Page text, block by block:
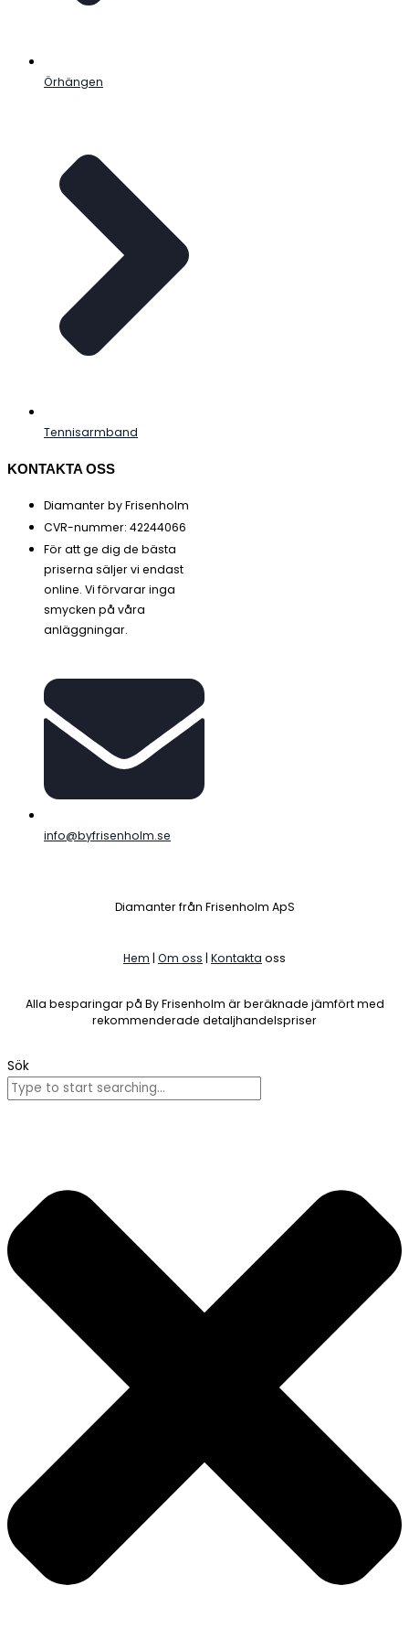
Örhängen
Tennisarmband
KONTAKTA OSS
Diamanter by Frisenholm
CVR-nummer: 42244066
För att ge dig de bästa
priserna säljer vi endast
online. Vi förvarar inga
smycken på våra
anläggningar.
info@byfrisenholm.se
Diamanter från Frisenholm ApS
Hem | Om oss | Kontakta oss
Alla besparingar på By Frisenholm är beräknade jämfört med
rekommenderade detaljhandelspriser
Sök